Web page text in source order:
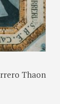
Thaon